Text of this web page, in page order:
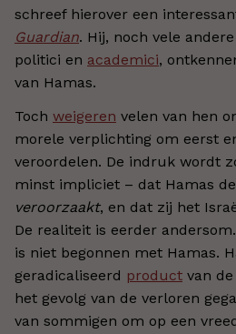
schreef hierover een
Guardian. Hij, noch vele
politici en academici,
van Hamas.
Toch weigeren velen van hen
morele verplichting om eerst
veroordelen. De indruk wordt
minst impliciet – dat Hamas
veroorzaakt, en dat zij het
De realiteit is eerder
is niet begonnen met Hamas.
geradicaliseerd product van
het gevolg van de verloren
van sommigen om op een